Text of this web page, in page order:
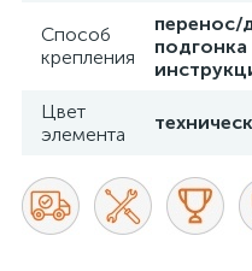
Способ
крепления
перенос/
подгонка
Цвет
элемента